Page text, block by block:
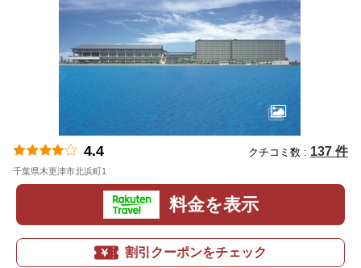
4.4 クチコミ数 : 137 件
千葉県木更津市北浜町1
料金を表示
割引クーポンをチェック